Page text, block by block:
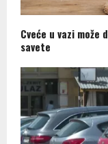
Cveće u vazi
savete